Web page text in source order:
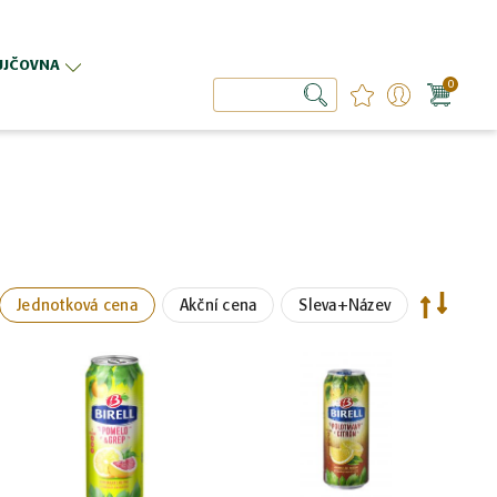
0
Hledat
Jednotková cena Akční cena Sleva+Název
Nastavit
Nastavit
vzestupně